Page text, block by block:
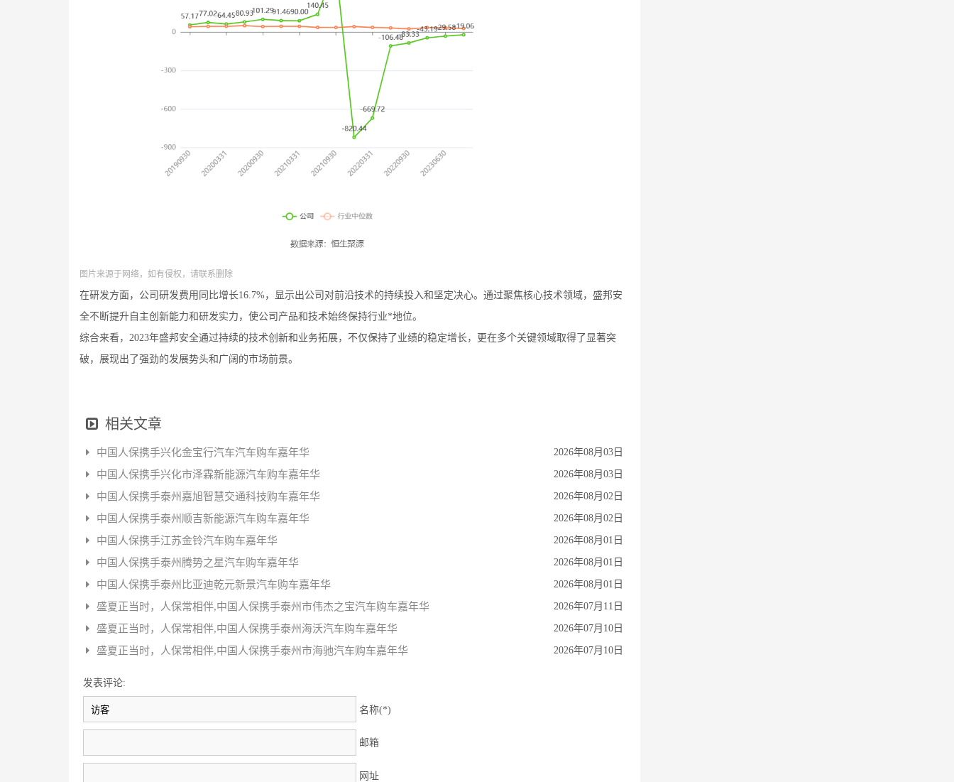
图片来源于网络，如有侵权，请联系删除
在研发方面，公司研发费用同比增长16.7%，显示出公司对前沿技术的持续投入和坚定决心。通过聚焦核心技术领域，盛邦安
全不断提升自主创新能力和研发实力，使公司产品和技术始终保持行业*地位。
综合来看，2023年盛邦安全通过持续的技术创新和业务拓展，不仅保持了业绩的稳定增长，更在多个关键领域取得了显著突
破，展现出了强劲的发展势头和广阔的市场前景。
相关文章
中国人保携手兴化金宝行汽车汽车购车嘉年华 2026年08月03日
中国人保携手兴化市泽霖新能源汽车购车嘉年华 2026年08月03日
中国人保携手泰州嘉旭智慧交通科技购车嘉年华 2026年08月02日
中国人保携手泰州顺吉新能源汽车购车嘉年华 2026年08月02日
中国人保携手江苏金铃汽车购车嘉年华 2026年08月01日
中国人保携手泰州腾势之星汽车购车嘉年华 2026年08月01日
中国人保携手泰州比亚迪乾元新景汽车购车嘉年华 2026年08月01日
盛夏正当时，人保常相伴,中国人保携手泰州市伟杰之宝汽车购车嘉年华 2026年07月11日
盛夏正当时，人保常相伴,中国人保携手泰州海沃汽车购车嘉年华 2026年07月10日
盛夏正当时，人保常相伴,中国人保携手泰州市海驰汽车购车嘉年华 2026年07月10日
发表评论:
名称(*)
邮箱
网址